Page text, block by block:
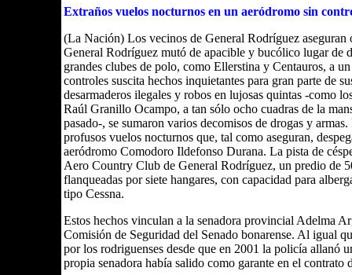
Extraños vuelos nocturnos en un aeródromo sin
(La Nación) Los vecinos de General Rodríguez
General Rodríguez mutó de apacible y bucólico lugar de
grandes clubes de polo, como Ellerstina y Centauros, a
controles suscita hechos inquietantes para gran parte de
desarmaderos ilegales y robos en lujosas quintas -como
Raúl Granillo Ocampo, a tan sólo ocho cuadras de la
pasado-, se sumaron varios decomisos de drogas y
profusos vuelos nocturnos que, tal como aseguran,
aeródromo Comodoro Ildefonso Durana. La pista de
Aero Country Club de General Rodríguez, un predio de
flanqueadas por siete hangares, con capacidad para
tipo Cessna.
Estos hechos vinculan a la senadora provincial Adelma
Comisión de Seguridad del Senado bonarense. Al igual
por los rodriguenses desde que en 2001 la policía allanó
propia senadora había salido como garante en el contrato